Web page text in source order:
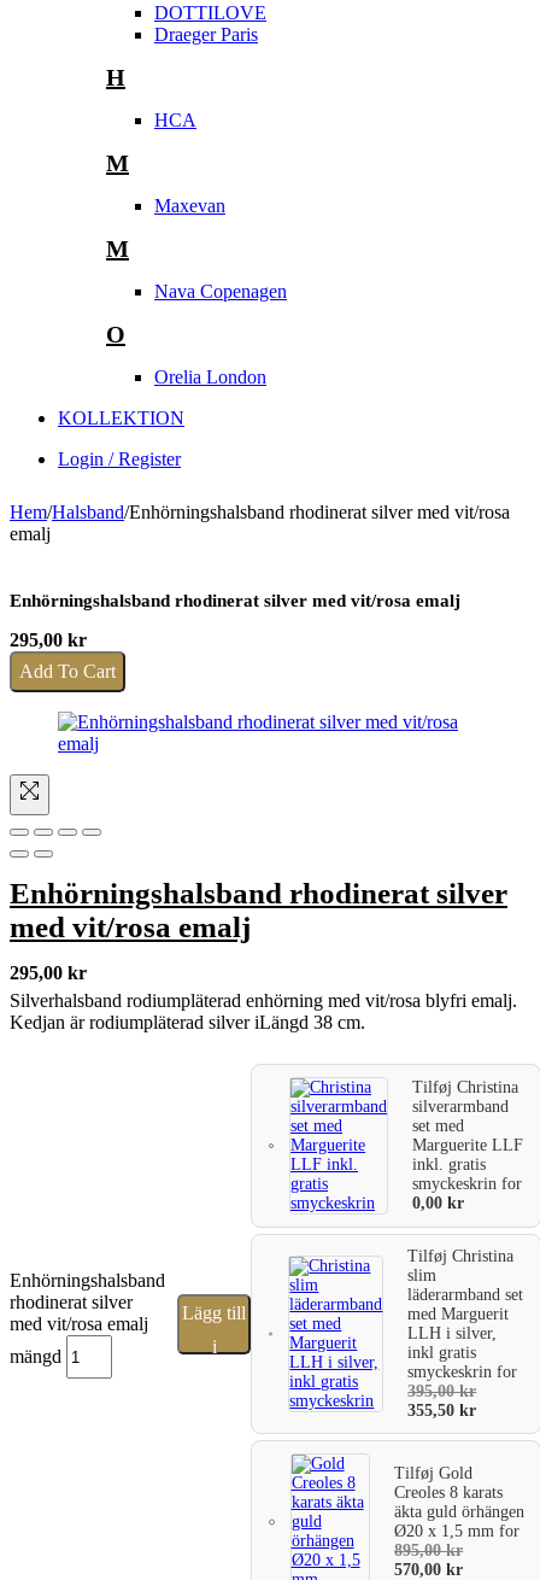
DOTTILOVE
Draeger Paris
H
HCA
M
Maxevan
M
Nava Copenagen
O
Orelia London
KOLLEKTION
Login / Register
Hem/Halsband/Enhörningshalsband rhodinerat silver med vit/rosa
emalj
Enhörningshalsband rhodinerat silver med vit/rosa emalj
295,00 kr
Add To Cart
Enhörningshalsband rhodinerat silver
med vit/rosa emalj
295,00 kr
Silverhalsband rodiumpläterad enhörning med vit/rosa blyfri emalj.
Kedjan är rodiumpläterad silver iLängd 38 cm.
Enhörningshalsband
rhodinerat silver
med vit/rosa emalj
mängd
Lägg till
i
TilføjChristina
silverarmband
set med
Marguerite LLF
inkl. gratis
smyckeskrinfor
0,00kr
TilføjChristina
slim
läderarmband set
med Marguerit
LLH i silver,
inkl gratis
smyckeskrinfor
395,00kr
355,50kr
TilføjGold
Creoles 8 karats
äkta guld örhängen
Ø20 x 1,5 mmfor
895,00kr
570,00kr